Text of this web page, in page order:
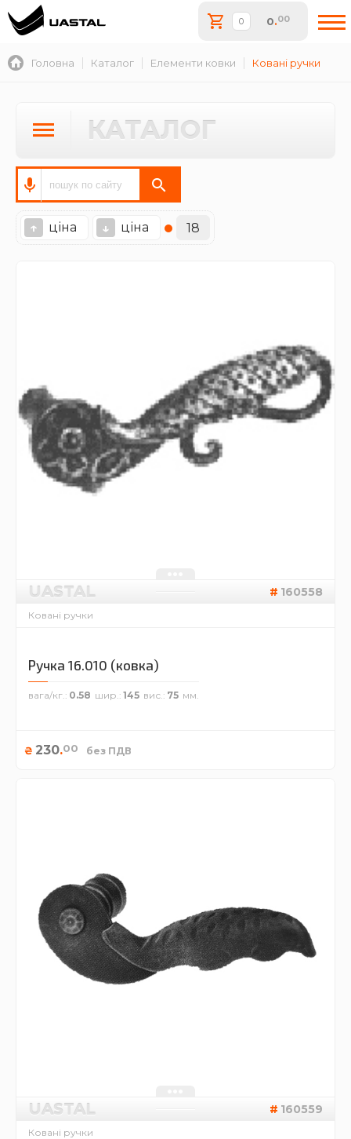
0.00
Головна Каталог Елементи ковки Ковані ручки
КАТАЛОГ
↑ ціна ↓ ціна 18
UASTAL 160558
Ковані ручки
Ручка 16.010 (ковка)
вага/кг. 0.58 шир. 145 вис. 75
₴ 230.00 без ПДВ
UASTAL 160559
Ковані ручки